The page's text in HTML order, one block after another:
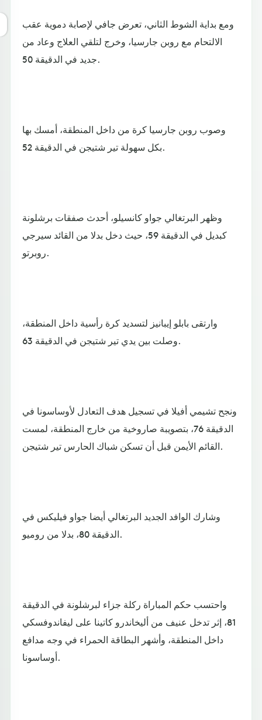
ومع بداية الشوط الثاني، تعرض جافي لإصابة دموية عقب
الالتحام مع روبن جارسيا، وخرج لتلقي العلاج وعاد من
جديد في الدقيقة 50.
وصوب روبن جارسيا كرة من داخل المنطقة، أمسك بها
بكل سهولة تير شتيجن في الدقيقة 52.
وظهر البرتغالي جواو كانسيلو، أحدث صفقات برشلونة
كبديل في الدقيقة 59، حيث دخل بدلا من القائد سيرجي
روبرتو.
وارتقى بابلو إيبانيز لتسديد كرة رأسية داخل المنطقة،
وصلت بين يدي تير شتيجن في الدقيقة 63.
ونجح تشيمي أفيلا في تسجيل هدف التعادل لأوساسونا في
الدقيقة 76، بتصويبة صاروخية من خارج المنطقة، لمست
القائم الأيمن قبل أن تسكن شباك الحارس تير شتيجن.
وشارك الوافد الجديد البرتغالي أيضا جواو فيليكس في
الدقيقة 80، بدلا من روميو.
واحتسب حكم المباراة ركلة جزاء لبرشلونة في الدقيقة
81، إثر تدخل عنيف من أليخاندرو كاتينا على ليفاندوفسكي
داخل المنطقة، وأشهر البطاقة الحمراء في وجه مدافع
أوساسونا.